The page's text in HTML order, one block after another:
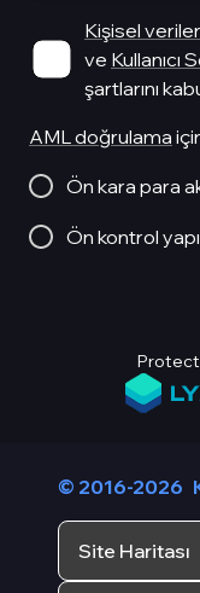
Kişisel
ve Kullanıcı
şartlarını
AML doğrulama
Ön kara para
Ön kontrol
© 2016-2026
Site Haritası